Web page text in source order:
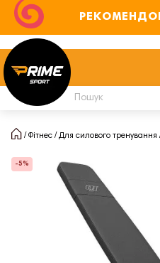
Фітнес Для силового тренування
-5%